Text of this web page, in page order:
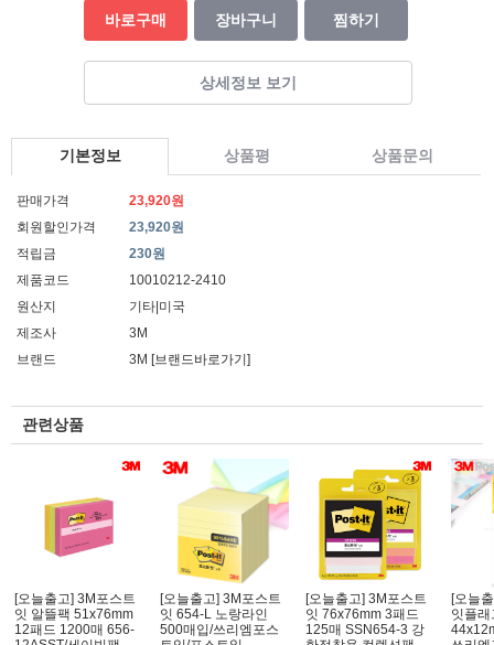
바로구매 장바구니 찜하기
상세정보 보기
기본정보 상품평 상품문의
판매가격
23,920원
회원할인가격
23,920원
적립금
230원
제품코드
10010212-2410
원산지
기타|미국
제조사
3M
브랜드
3M [브랜드바로가기]
관련상품
[오늘출고] 3M포스트
잇 알뜰팩 51x76mm
12패드 1200매 656-
[오늘출고] 3M포스트
잇 654-L 노랑라인
500매입/쓰리엠포스
[오늘출고] 3M포스트
잇 76x76mm 3패드
125매 SSN654-3 강
[오늘
잇플